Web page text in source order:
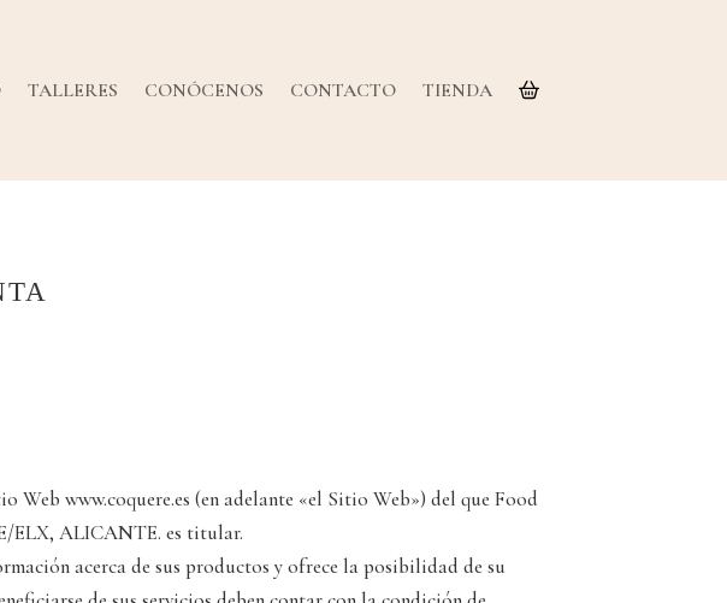
TALLERES CONÓCENOS CONTACTO TIENDA
Web www.coquere.es (en adelante «el Sitio Web») del que Food
ELX, ALICANTE. es titular.
acerca de sus productos y ofrece la posibilidad de su